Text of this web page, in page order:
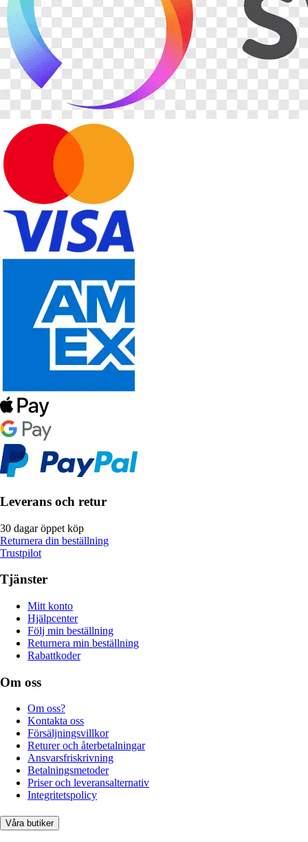
Leverans och retur
30 dagar öppet köp
Returnera din beställning
Trustpilot
Tjänster
Mitt konto
Hjälpcenter
Följ min beställning
Returnera min beställning
Rabattkoder
Om oss
Om oss?
Kontakta oss
Försäljningsvillkor
Returer och återbetalningar
Ansvarsfriskrivning
Betalningsmetoder
Priser och leveransalternativ
Integritetspolicy
Våra butiker